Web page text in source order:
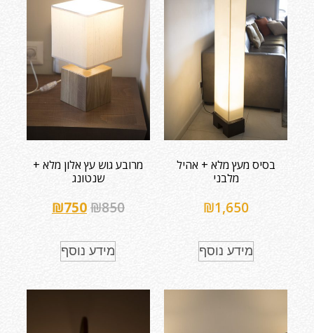
בסיס מעץ מלא + אהיל
מלבני
₪1,650
מידע נוסף
מרובע גוש עץ אלון מלא +
שנטונג
₪850
₪750
מידע נוסף